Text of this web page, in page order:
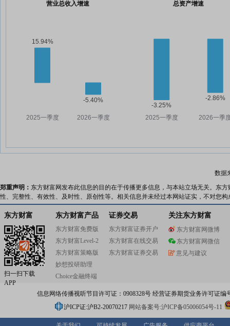
营业总收入增速 总资产增速
数据
郑重声明： 东方财富网发布此信息的目的在于传播更多信息，与本站立场无关。东
性、完整性、有效性、及时性、原创性等。相关信息并未经过本网站证实，不对您
东方财富
扫一扫下载
APP
东方财富产品
东方财富免费版
东方财富Level-2
东方财富策略版
妙想投研助理
Choice金融终端
证券交易
东方财富证券开户
东方财富在线交易
东方财富证券交易
关注东方财富
东方财富网微博
东方财富网微信
意见与建议
信息网络传播视听节目许可证：0908328号 经营证券期货业务许可证编
沪ICP证:沪B2-20070217 网站备案号:沪ICP备05006054号-11